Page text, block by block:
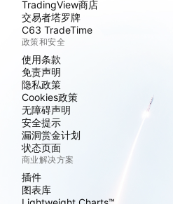
TradingView商店
交易者塔罗牌
C63 TradeTime
政策和安全
使用条款
免责声明
隐私政策
Cookies政策
无障碍声明
安全提示
漏洞赏金计划
状态页面
商业解决方案
插件
图表库